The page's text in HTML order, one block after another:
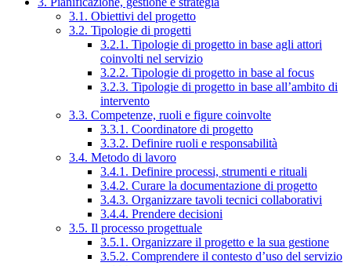
3.1. Obiettivi del progetto
3.2. Tipologie di progetti
3.2.1. Tipologie di progetto in base agli attori
coinvolti nel servizio
3.2.2. Tipologie di progetto in base al focus
3.2.3. Tipologie di progetto in base all’ambito di
intervento
3.3. Competenze, ruoli e figure coinvolte
3.3.1. Coordinatore di progetto
3.3.2. Definire ruoli e responsabilità
3.4. Metodo di lavoro
3.4.1. Definire processi, strumenti e rituali
3.4.2. Curare la documentazione di progetto
3.4.3. Organizzare tavoli tecnici collaborativi
3.4.4. Prendere decisioni
3.5. Il processo progettuale
3.5.1. Organizzare il progetto e la sua gestione
3.5.2. Comprendere il contesto d’uso del servizio